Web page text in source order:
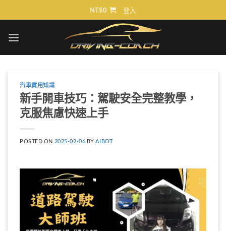
to
NT$0 登入
汽車實用知識
新手開車技巧：駕駛安全完整教學，
克服焦慮快速上手
POSTED ON 2025-02-06 BY AIBOT